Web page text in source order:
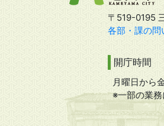
〒519-0195
各部・課の問
開庁時間
月曜日から
※一部の業務